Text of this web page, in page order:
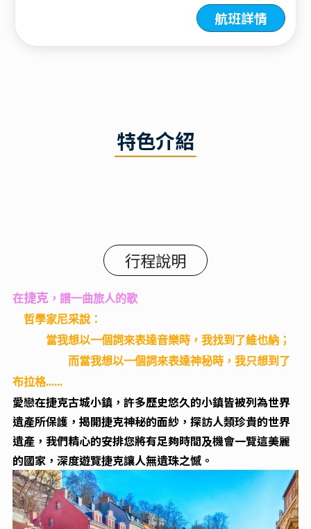
航班詳情
特色介紹
行程說明
在捷克，譜一曲旅人的歌
哲學家尼采說：
當我想以一個詞來表達音樂時，我找到了維也納；
而當我想以一個詞來表達神秘時，我只想到了
布拉格......
愛戀在捷克古城小鎮，許多歷史悠久的小鎮皆被列為世界
遺產所保護，揭開捷克神秘的面紗，探訪人類珍貴的世界
遺產，我們精心的安排您將有足夠時間及機會一覽這美麗
的國家，深度遊覽捷克讓人無遺珠之憾。